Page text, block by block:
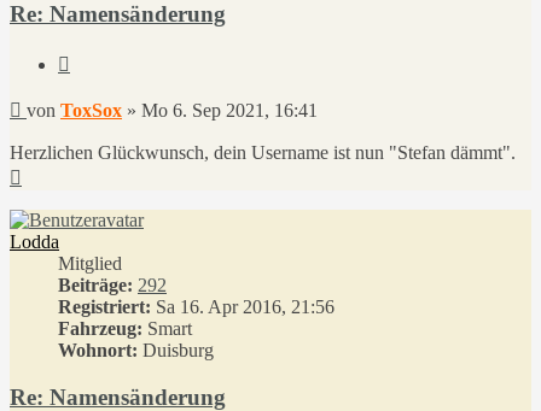
Re: Namensänderung
Beitrag
von ToxSox » Mo 6. Sep 2021, 16:41
Herzlichen Glückwunsch, dein Username ist nun "Stefan dämmt".
Lodda
Mitglied
Beiträge: 292
Registriert: Sa 16. Apr 2016, 21:56
Fahrzeug: Smart
Wohnort: Duisburg
Re: Namensänderung